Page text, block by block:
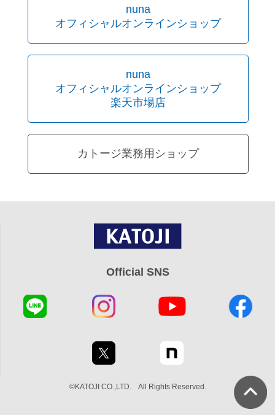
nuna
オフィシャルオンラインショップ
nuna
オフィシャルオンラインショップ
楽天市場店
カトージ業務用ショップ
Official SNS
©KATOJI CO.,LTD. All Rights Reserved.